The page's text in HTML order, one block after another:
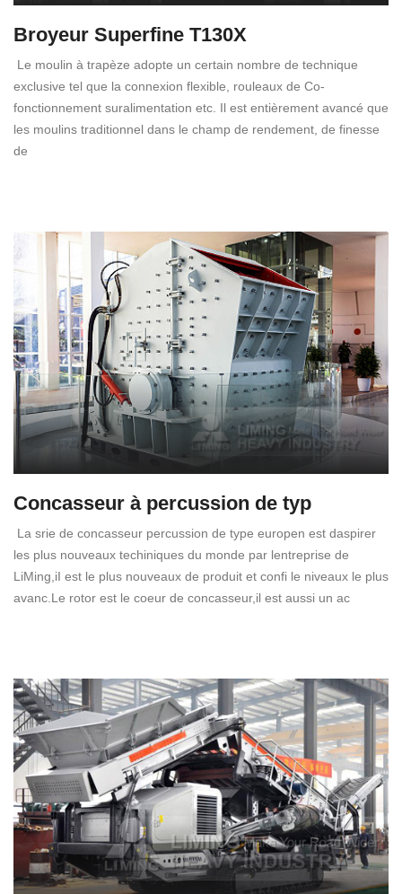
Broyeur Superfine T130X
Le moulin à trapèze adopte un certain nombre de technique
exclusive tel que la connexion flexible, rouleaux de Co-
fonctionnement suralimentation etc. Il est entièrement avancé que
les moulins traditionnel dans le champ de rendement, de finesse
de
Concasseur à percussion de typ
La srie de concasseur percussion de type europen est daspirer
les plus nouveaux techiniques du monde par lentreprise de
LiMing,iI est le plus nouveaux de produit et confi le niveaux le plus
avanc.Le rotor est le coeur de concasseur,il est aussi un ac